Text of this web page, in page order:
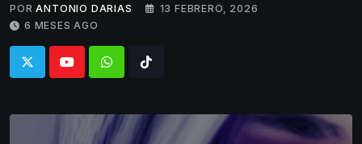
POR ANTONIO DARIAS
13 FEBRERO, 2026
6 MESES AGO
WhatsappTiktok